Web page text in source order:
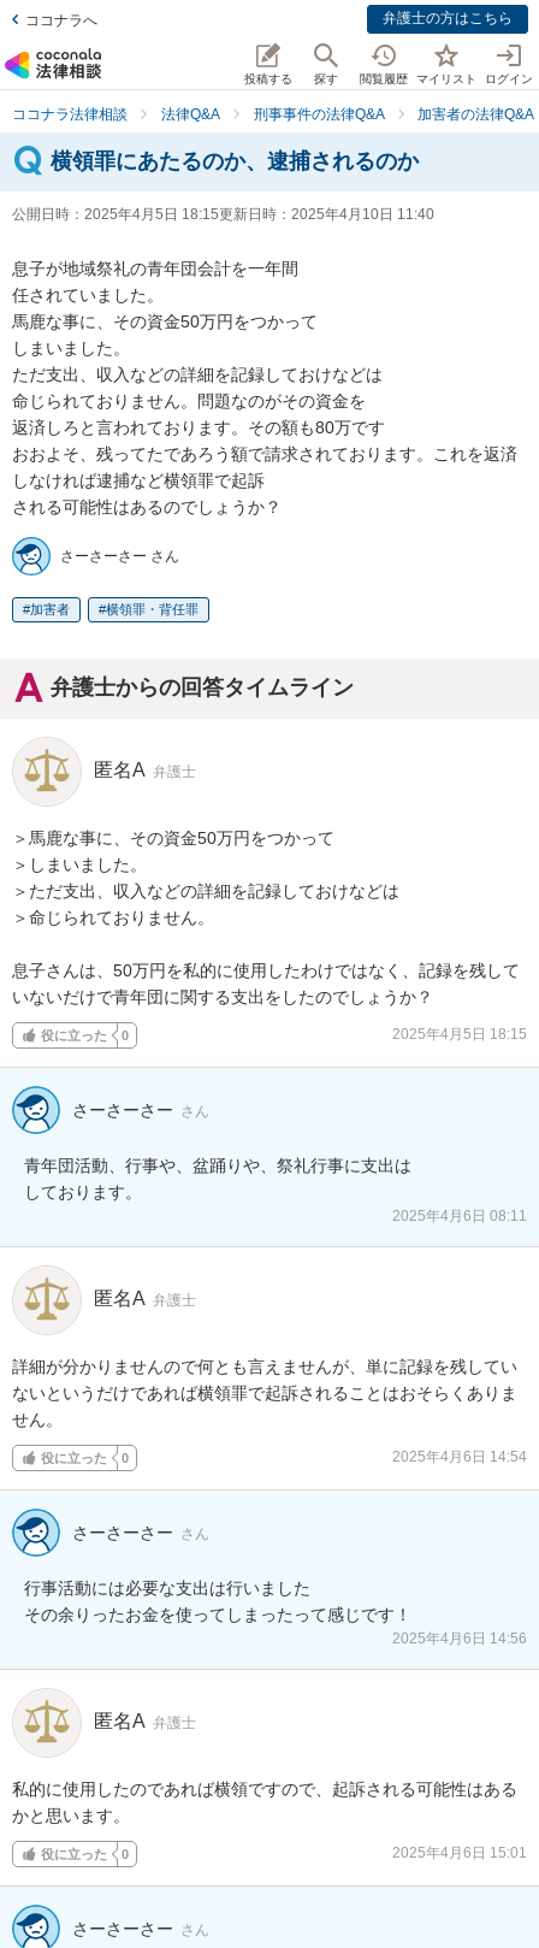
ココナラへ 弁護士の方はこちら
投稿する 探す 閲覧履歴 マイリスト ログイン
ココナラ法律相談 法律Q&A 刑事事件の法律Q&A 加害者の法律Q&A
横領罪にあたるのか、逮捕されるのか
公開日時： 2025年4月5日 18:15更新日時： 2025年4月10日 11:40
息子が地域祭礼の青年団会計を一年間
任されていました。
馬鹿な事に、その資金50万円をつかって
しまいました。
ただ支出、収入などの詳細を記録しておけなどは
命じられておりません。問題なのがその資金を
返済しろと言われております。その額も80万です
おおよそ、残ってたであろう額で請求されております。これを返済
しなければ逮捕など横領罪で起訴
される可能性はあるのでしょうか？
さーさーさー さん
加害者 横領罪・背任罪
弁護士からの回答タイムライン
匿名A 弁護士
＞馬鹿な事に、その資金50万円をつかって
＞しまいました。
＞ただ支出、収入などの詳細を記録しておけなどは
＞命じられておりません。
息子さんは、50万円を私的に使用したわけではなく、記録を残して
いないだけで青年団に関する支出をしたのでしょうか？
役に立った 0 2025年4月5日 18:15
さーさーさー さん
青年団活動、行事や、盆踊りや、祭礼行事に支出は
しております。
2025年4月6日 08:11
匿名A 弁護士
詳細が分かりませんので何とも言えませんが、単に記録を残してい
ないというだけであれば横領罪で起訴されることはおそらくありま
せん。
役に立った 0 2025年4月6日 14:54
さーさーさー さん
行事活動には必要な支出は行いました
その余りったお金を使ってしまったって感じです！
2025年4月6日 14:56
匿名A 弁護士
私的に使用したのであれば横領ですので、起訴される可能性はある
かと思います。
役に立った 0 2025年4月6日 15:01
さーさーさー さん